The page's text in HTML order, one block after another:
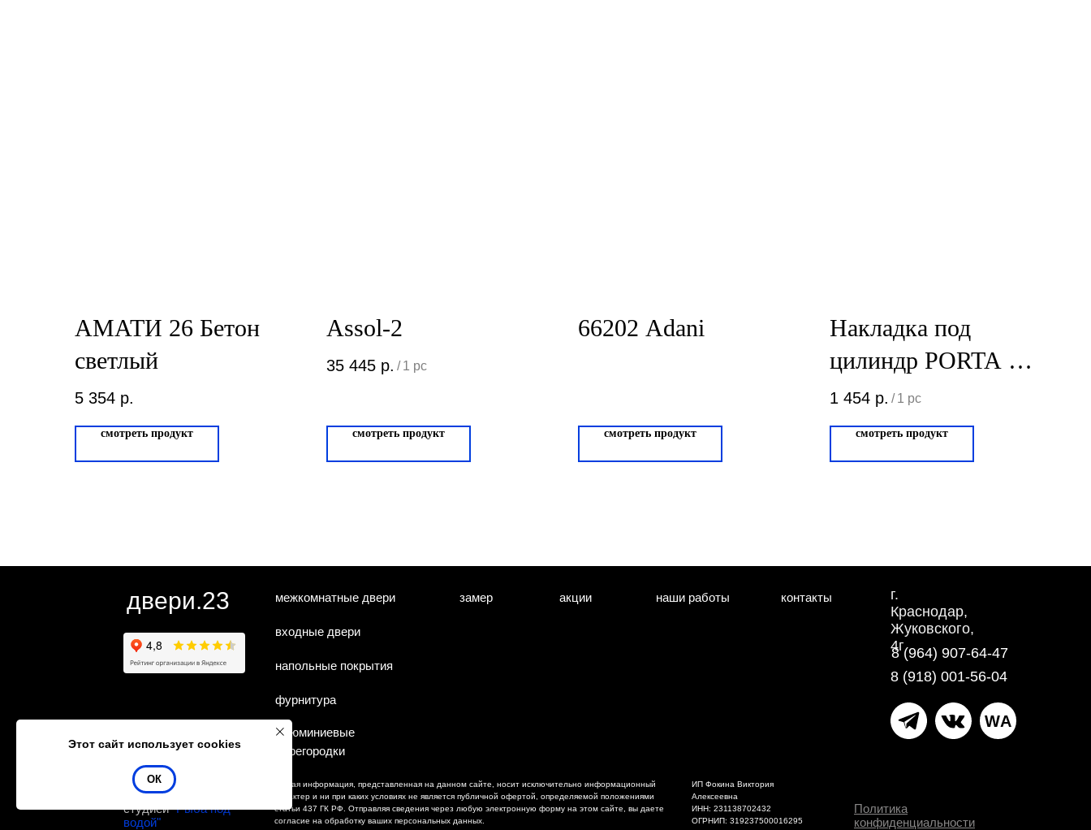
Этот сайт использует cookies
ОК
АМАТИ 26 Бетон
светлый
5 354 р.
смотреть продукт
Assol-2
35 445 р. / 1 pc
смотреть продукт
66202 Adani
смотреть продукт
Накладка под
цилиндр PORTA DI
PARMA CYL.02
Матовый хром
CYL.02.02
1 454 р. / 1 pc
смотреть продукт
двери.23
напольные покрытия
межкомнатные двери
входные двери
фурнитура
замер акции наши работы контакты
г.
Краснодар,
Жуковского,
4г
8 (918) 001-56-04
Политика
конфиденциальности
Сайт сделан
студией"Рыба под
водой"
8 (964) 907-64-47
WA
алюминиевые
перегородки
Любая информация, представленная на данном сайте, носит исключительно информационный
характер и ни при каких условиях не является публичной офертой, определяемой положениями
статьи 437 ГК РФ. Отправляя сведения через любую электронную форму на этом сайте, вы даете
согласие на обработку ваших персональных данных.
ИП Фокина Виктория
Алексеевна
ИНН: 231138702432
ОГРНИП: 319237500016295